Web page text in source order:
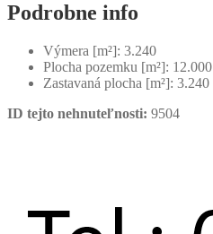
Podrobne info
Výmera [m²]: 3.240
Plocha pozemku [m²]: 12.000
Zastavaná plocha [m²]: 3.240
ID tejto nehnuteľnosti: 9504